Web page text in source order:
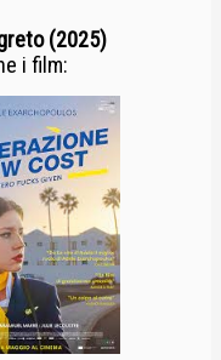
esterno. Il suo
e libere
sospetti e
(2025)
i film: